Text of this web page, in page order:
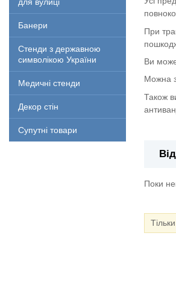
Банери
Стенди з державною
символікою України
Медичні стенди
Декор стін
Супутні товари
При
Ви
Можна
Також
Поки